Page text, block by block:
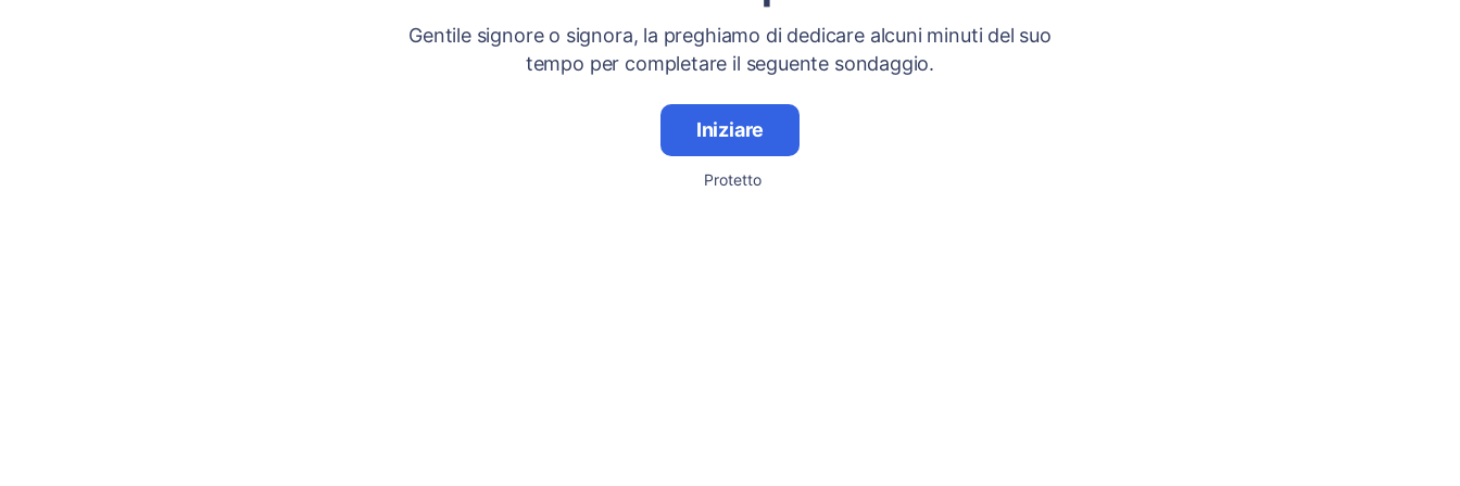
Gentile signore o signora, la preghiamo di dedicare alcuni minuti del suo
tempo per completare il seguente sondaggio.
Iniziare
Protetto